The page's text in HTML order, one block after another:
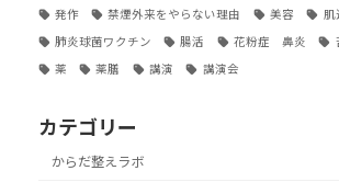
発作 禁煙外来をやらない理由 美容 肌
肺炎球菌ワクチン 腸活 花粉症 鼻炎
薬 薬膳 講演 講演会
カテゴリー
からだ整えラボ